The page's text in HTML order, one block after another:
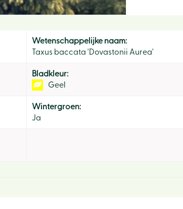
Wetenschappelijke naam:
Taxus baccata 'Dovastonii Aurea'
Bladkleur:
Geel
Wintergroen:
Ja